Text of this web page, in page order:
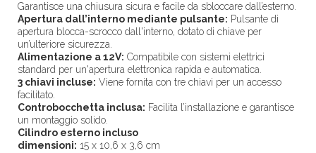
Garantisce una chiusura sicura e facile da sbloccare dall’esterno.
Apertura dall’interno mediante pulsante: Pulsante di
apertura blocca-scrocco dall'interno, dotato di chiave per
un’ulteriore sicurezza.
Alimentazione a 12V: Compatibile con sistemi elettrici
standard per un'apertura elettronica rapida e automatica.
3 chiavi incluse: Viene fornita con tre chiavi per un accesso
facilitato.
Controbocchetta inclusa: Facilita l’installazione e garantisce
un montaggio solido.
Cilindro esterno incluso
dimensioni: 15 x 10,6 x 3,6 cm